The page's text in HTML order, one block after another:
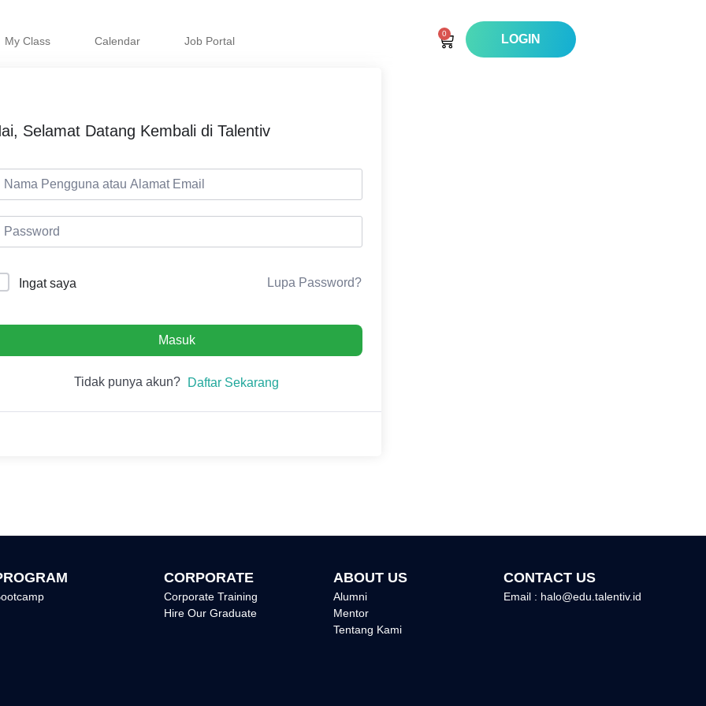
My Class Calendar Job Portal
0 LOGIN
Selamat Datang Kembali di Talentiv
Ingat saya Lupa Password?
Masuk
Tidak punya akun? Daftar Sekarang
CORPORATE
Corporate Training
Hire Our Graduate
ABOUT US
Alumni
Mentor
Tentang Kami
CONTACT US
Email : halo@edu.talentiv.id